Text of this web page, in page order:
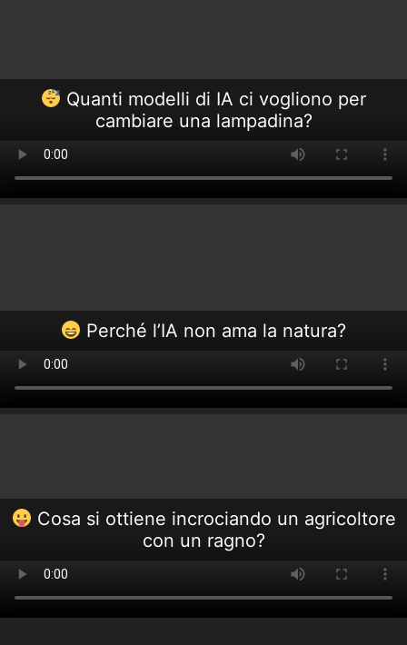
Quanti modelli di IA ci vogliono per
cambiare una lampadina?
Perché l’IA non ama la natura?
Cosa si ottiene incrociando un agricoltore
con un ragno?